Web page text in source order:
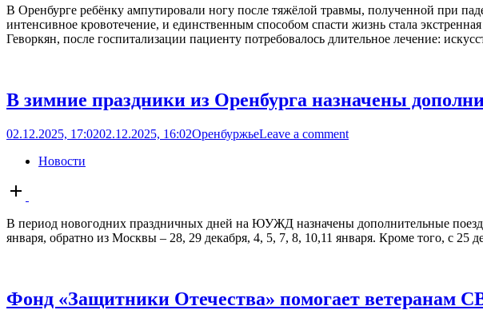
В Оренбурге ребёнку ампутировали ногу после тяжёлой травмы, полученной при
интенсивное кровотечение, и единственным способом спасти жизнь стала
Геворкян, после госпитализации пациенту потребовалось длительное лечение:
В зимние праздники из Оренбурга назначены
02.12.2025, 17:0202.12.2025, 16:02ОренбуржьеLeave a comment
Новости
Open
post
В период новогодних праздничных дней на ЮУЖД назначены дополнительные
января, обратно из Москвы – 28, 29 декабря, 4, 5, 7, 8, 10,11 января. Кроме того, с 25
Фонд «Защитники Отечества» помогает ветеранам